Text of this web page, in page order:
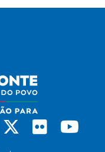
Whatsapp
X Flickr